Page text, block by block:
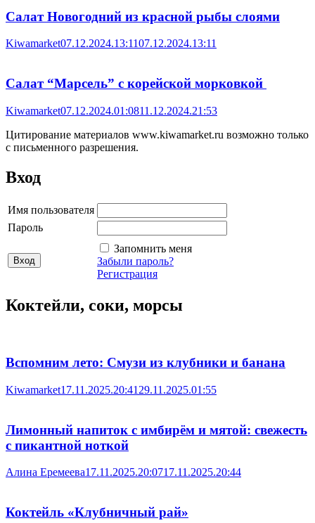
Салат Новогодний из красной рыбы слоями
Kiwamarket07.12.2024.13:1107.12.2024.13:11
Салат “Марсель” с корейской морковкой
Kiwamarket07.12.2024.01:0811.12.2024.21:53
Цитирование материалов www.kiwamarket.ru возможно только
с письменного разрешения.
Вход
Имя пользователя
Пароль
Запомнить меня
Забыли пароль?
Регистрация
Коктейли, соки, морсы
Вспомним лето: Смузи из клубники и банана
Kiwamarket17.11.2025.20:41 29.11.2025.01:55
Лимонный напиток с имбирём и мятой: свежесть
с пикантной ноткой
Алина Еремеева17.11.2025.20:0717.11.2025.20:44
Коктейль «Клубничный рай»